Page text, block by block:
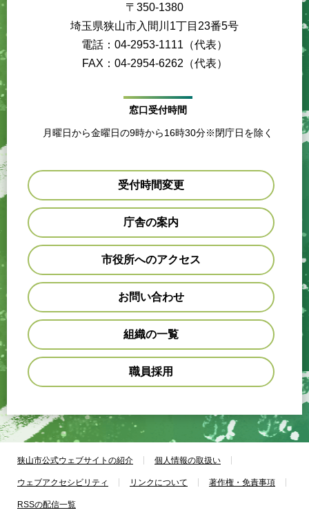
〒350-1380
埼玉県狭山市入間川1丁目23番5号
電話：04-2953-1111（代表）
FAX：04-2954-6262（代表）
窓口受付時間
月曜日から金曜日の9時から16時30分※閉庁日を除く
受付時間変更
庁舎の案内
市役所へのアクセス
お問い合わせ
組織の一覧
職員採用
狭山市公式ウェブサイトの紹介 個人情報の取扱い
ウェブアクセシビリティ リンクについて 著作権・免責事項
RSSの配信一覧